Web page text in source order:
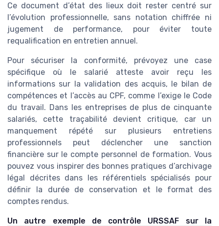
Ce document d’état des lieux doit rester centré sur
l’évolution professionnelle, sans notation chiffrée ni
jugement de performance, pour éviter toute
requalification en entretien annuel.
Pour sécuriser la conformité, prévoyez une case
spécifique où le salarié atteste avoir reçu les
informations sur la validation des acquis, le bilan de
compétences et l’accès au CPF, comme l’exige le Code
du travail. Dans les entreprises de plus de cinquante
salariés, cette traçabilité devient critique, car un
manquement répété sur plusieurs entretiens
professionnels peut déclencher une sanction
financière sur le compte personnel de formation. Vous
pouvez vous inspirer des bonnes pratiques d’archivage
légal décrites dans les référentiels spécialisés pour
définir la durée de conservation et le format des
comptes rendus.
Un autre exemple de contrôle URSSAF sur la